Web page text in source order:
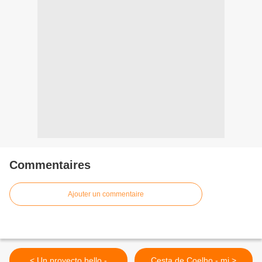
Commentaires
Ajouter un commentaire